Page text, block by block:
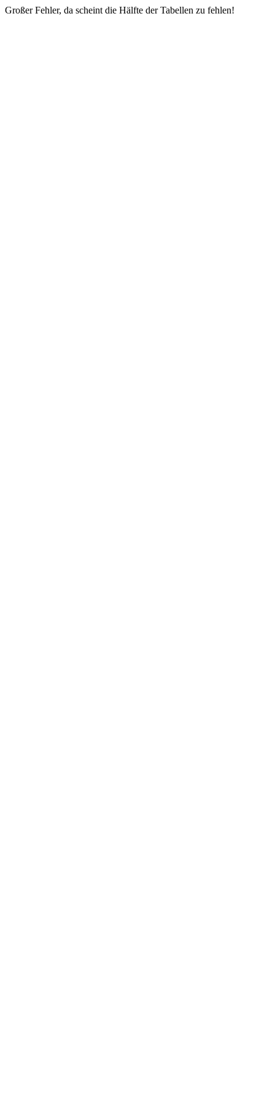
Großer Fehler, da scheint die Hälfte der Tabellen zu fehlen!